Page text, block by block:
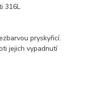
316L
pryskyřicí.
jejich vypadnutí